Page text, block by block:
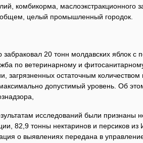
комбикорма, маслоэкстракционного
общем, целый промышленный городок.
забраковал 20 тонн молдавских яблок с
по ветеринарному и
загрязненных остаточным
допустимый уровень. Об
исследований были признаны
82,9 тонны нектаринов и персиков
о выявлениях передана в